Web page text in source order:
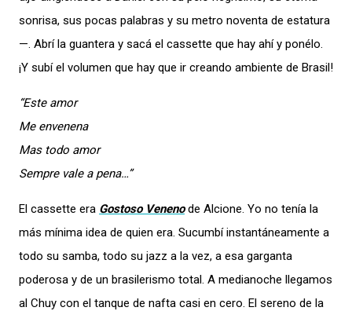
sonrisa, sus pocas palabras y su metro noventa de estatura
—. Abrí la guantera y sacá el cassette que hay ahí y ponélo.
¡Y subí el volumen que hay que ir creando ambiente de Brasil!
“Este amor
Me envenena
Mas todo amor
Sempre vale a pena…”
El cassette era Gostoso Venenode Alcione. Yo no tenía la
más mínima idea de quien era. Sucumbí instantáneamente a
todo su samba, todo su jazz a la vez, a esa garganta
poderosa y de un brasilerismo total. A medianoche llegamos
al Chuy con el tanque de nafta casi en cero. El sereno de la